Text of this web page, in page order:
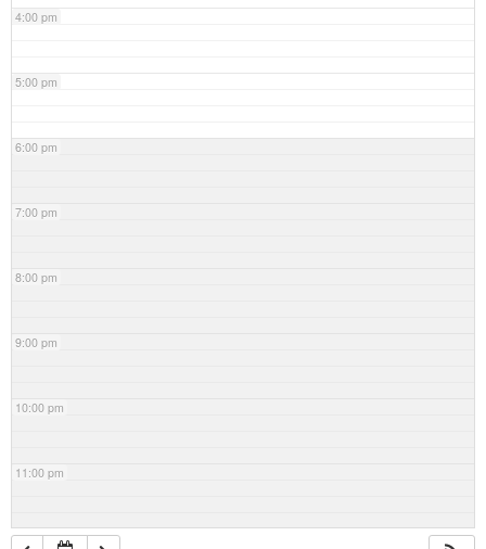
4:00 pm
5:00 pm
6:00 pm
7:00 pm
8:00 pm
9:00 pm
10:00 pm
11:00 pm